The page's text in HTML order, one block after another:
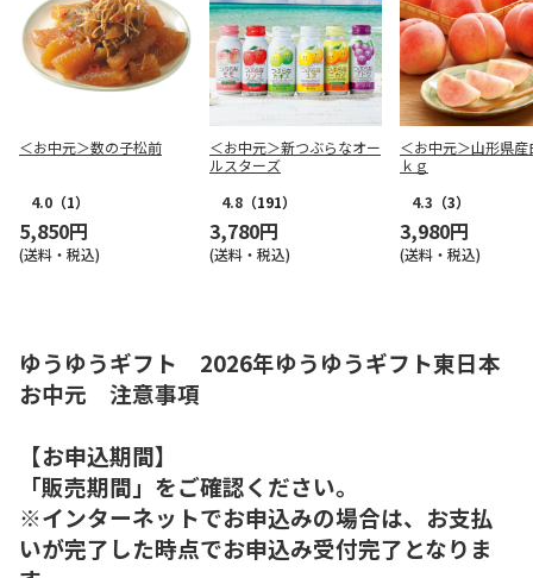
＜お中元＞数の子松前
4.0 （1）
5,850円
(送料・税込)
＜お中元＞新つぶらなオー
ルスターズ
4.8 （191）
3,780円
(送料・税込)
＜お中元＞山形県産
ｋｇ
4.3 （3）
3,980円
(送料・税込)
ゆうゆうギフト 2026年ゆうゆうギフト東日本
お中元 注意事項
【お申込期間】
「販売期間」をご確認ください。
※インターネットでお申込みの場合は、お支払
いが完了した時点でお申込み受付完了となりま